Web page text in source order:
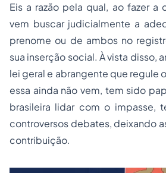
Eis a razão pela qual, ao fazer a
vem buscar judicialmente a
prenome ou de ambos no
sua inserção social. À vista disso,
lei geral e abrangente que regule
essa ainda não vem, tem sido
brasileira lidar com o impasse,
controversos debates, deixando
contribuição.